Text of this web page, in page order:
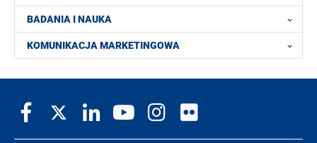
BADANIA I NAUKA
KOMUNIKACJA MARKETINGOWA